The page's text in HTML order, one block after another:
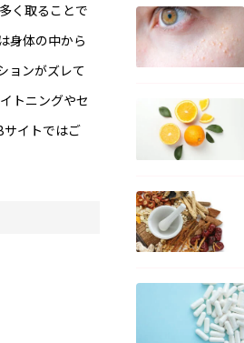
く取ることで
身体の中から
ョンがズレて
トニングやセ
サイトではご